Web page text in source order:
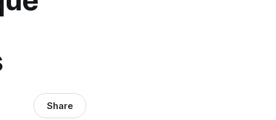
Share